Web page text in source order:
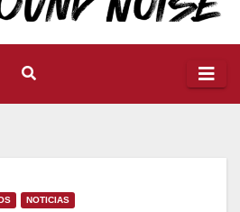
NOTICIAS